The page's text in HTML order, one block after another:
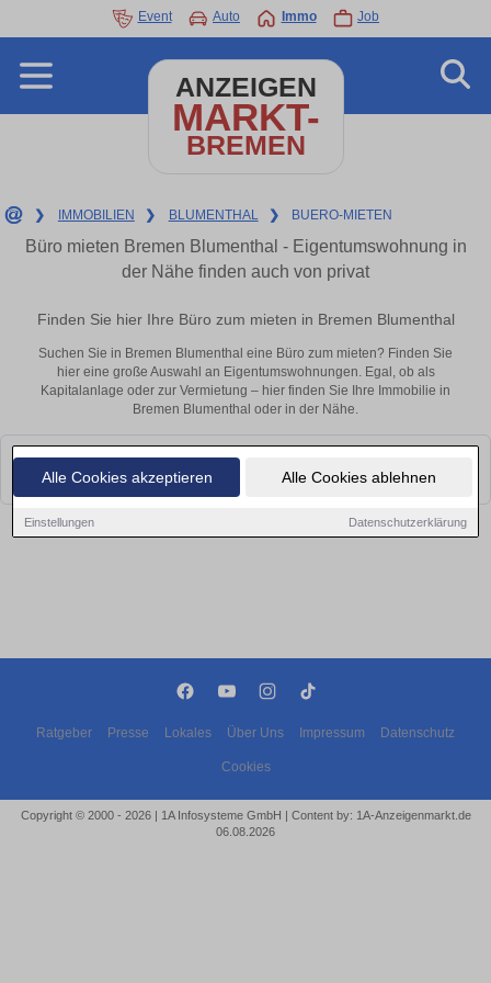
Alle Cookies akzeptieren Alle Cookies ablehnen
Einstellungen Datenschutzerklärung
Event Auto Immo Job
ANZEIGEN
MARKT-
BREMEN
❯ IMMOBILIEN ❯ BLUMENTHAL ❯ BUERO-MIETEN
Büro mieten Bremen Blumenthal - Eigentumswohnung in
der Nähe finden auch von privat
Finden Sie hier Ihre Büro zum mieten in Bremen Blumenthal
Suchen Sie in Bremen Blumenthal eine Büro zum mieten? Finden Sie
hier eine große Auswahl an Eigentumswohnungen. Egal, ob als
Kapitalanlage oder zur Vermietung – hier finden Sie Ihre Immobilie in
Bremen Blumenthal oder in der Nähe.
Leider konnten wir derzeit keine passenden Objekte finden. Schauen Sie
bald wieder vorbei!
Ratgeber Presse Lokales Über Uns Impressum Datenschutz
Cookies
Copyright © 2000 - 2026 | 1A Infosysteme GmbH | Content by: 1A-Anzeigenmarkt.de
06.08.2026